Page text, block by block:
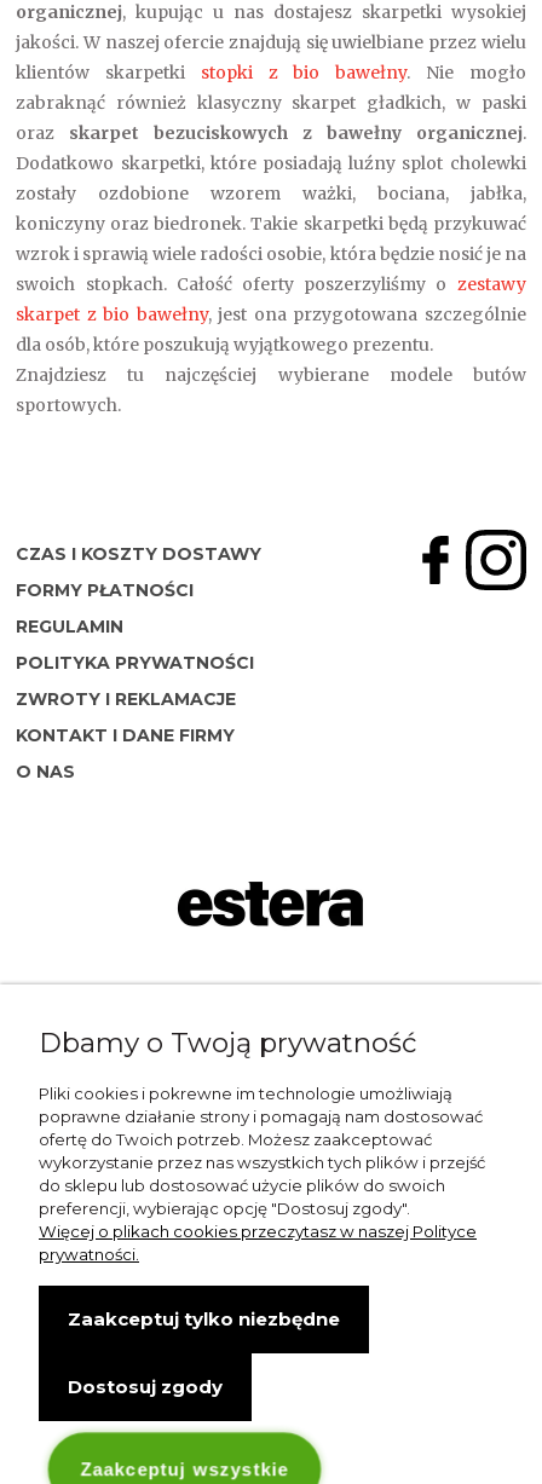
organicznej, kupując u nas dostajesz skarpetki wysokiej
jakości. W naszej ofercie znajdują się uwielbiane przez wielu
klientów skarpetki stopki z bio bawełny. Nie mogło
zabraknąć również klasyczny skarpet gładkich, w paski
oraz skarpet bezuciskowych z bawełny organicznej.
Dodatkowo skarpetki, które posiadają luźny splot cholewki
zostały ozdobione wzorem ważki, bociana, jabłka,
koniczyny oraz biedronek. Takie skarpetki będą przykuwać
wzrok i sprawią wiele radości osobie, która będzie nosić je na
swoich stopkach. Całość oferty poszerzyliśmy o zestawy
skarpet z bio bawełny, jest ona przygotowana szczególnie
dla osób, które poszukują wyjątkowego prezentu.
Znajdziesz tu najczęściej wybierane modele butów
sportowych.
CZAS I KOSZTY DOSTAWY
FORMY PŁATNOŚCI
REGULAMIN
POLITYKA PRYWATNOŚCI
ZWROTY I REKLAMACJE
KONTAKT I DANE FIRMY
O NAS
shop@esterashop.com
+48 785 709 330
ESTERA
Otolice 68
99-400 Łowicz
Wskazówki dojazdu
NIP: 8341003819
Copyright © Estera. Wszelkie prawa zastrzeżone.
Managed byDigitalCraft Solutions
Dbamy o Twoją prywatność
Pliki cookies i pokrewne im technologie umożliwiają
poprawne działanie strony i pomagają nam dostosować
ofertę do Twoich potrzeb. Możesz zaakceptować
wykorzystanie przez nas wszystkich tych plików i przejść
do sklepu lub dostosować użycie plików do swoich
preferencji, wybierając opcję "Dostosuj zgody".
Więcej o plikach cookies przeczytasz w naszej Polityce
prywatności.
Zaakceptuj tylko niezbędne
Dostosuj zgody
Zaakceptuj wszystkie